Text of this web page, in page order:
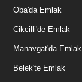
Oba'da Emlak
Cikcilli'de Emlak
Manavgat'da Emlak
Belek'te Emlak